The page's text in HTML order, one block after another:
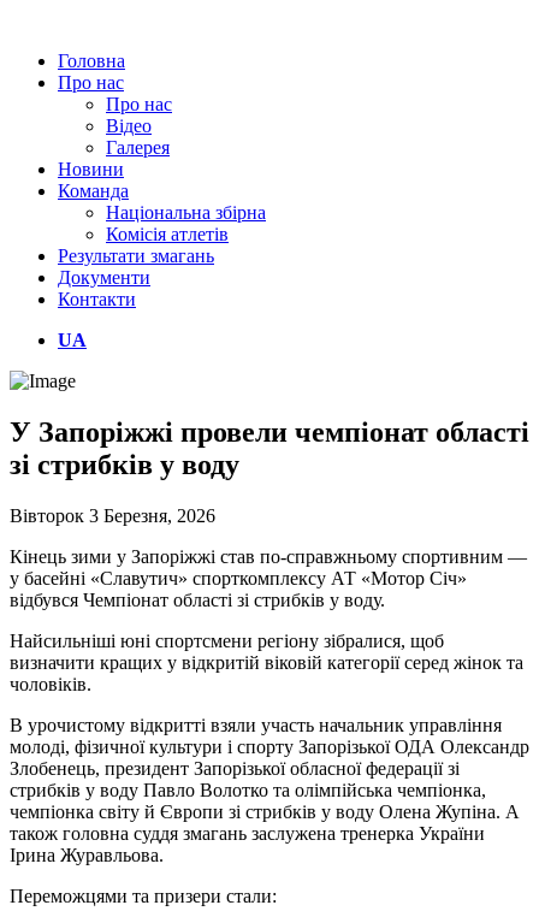
Головна
Про нас
Про нас
Відео
Галерея
Новини
Команда
Національна збірна
Комісія атлетів
Результати змагань
Документи
Контакти
UA
У Запоріжжі провели чемпіонат області
зі стрибків у воду
Вівторок 3 Березня, 2026
Кінець зими у Запоріжжі став по-справжньому спортивним —
у басейні «Славутич» спорткомплексу АТ «Мотор Січ»
відбувся Чемпіонат області зі стрибків у воду.
Найсильніші юні спортсмени регіону зібралися, щоб
визначити кращих у відкритій віковій категорії серед жінок та
чоловіків.
В урочистому відкритті взяли участь начальник управління
молоді, фізичної культури і спорту Запорізької ОДА Олександр
Злобенець, президент Запорізької обласної федерації зі
стрибків у воду Павло Волотко та олімпійська чемпіонка,
чемпіонка світу й Європи зі стрибків у воду Олена Жупіна. А
також головна суддя змагань заслужена тренерка України
Ірина Журавльова.
Переможцями та призери стали: